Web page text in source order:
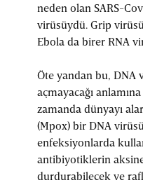
neden olan SARS-
virüsüydü. Grip
Ebola da birer RNA
Öte yandan bu, DNA
açmayacağı
zamanda dünyayı
(Mpox) bir DNA
enfeksiyonlarda
antibiyotiklerin
durdurabilecek ve